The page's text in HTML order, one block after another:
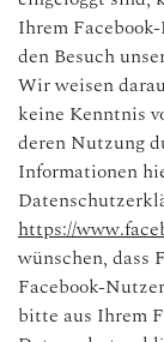
Ihrem
den Besuch
Wir weisen
keine Kenntnis
deren Nutzung
Informationen
https://
wünschen, dass
Facebook-
bitte aus Ihrem